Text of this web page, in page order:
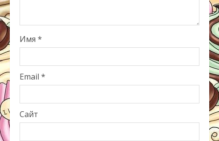
Имя *
Email *
Сайт